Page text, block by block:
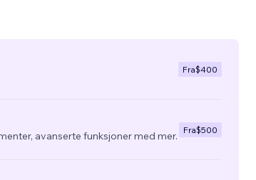
Fra$400
avanserte funksjoner med mer.
Fra$500